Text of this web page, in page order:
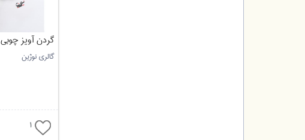
گردن آویز چوبی
گالری نوژین
1